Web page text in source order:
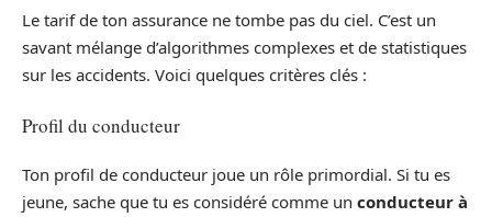
Le tarif de ton assurance ne tombe pas du ciel. C’est un
savant mélange d’algorithmes complexes et de statistiques
sur les accidents. Voici quelques critères clés :
Profil du conducteur
Ton profil de conducteur joue un rôle primordial. Si tu es
jeune, sache que tu es considéré comme un conducteur à